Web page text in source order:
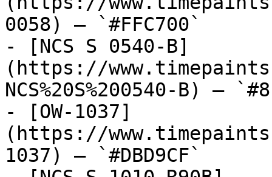
0058) — `#FFC700`
- [NCS S 0540-B]
(https://
NCS%20S%200540-B) —
- [OW-1037]
(https://
1037) — `#DBD9CF`